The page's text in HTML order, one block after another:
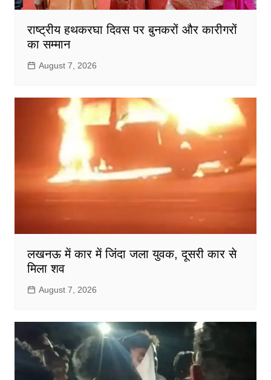
राष्ट्रीय हथकरघा दिवस पर बुनकरों और कारीगरों
का सम्मान
August 7, 2026
लखनऊ में कार में जिंदा जला युवक, दूसरी कार से
मिला शव
August 7, 2026